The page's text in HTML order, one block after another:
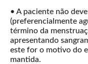
• A paciente não
(preferencialmente
término da
apresentando
este for o motivo do
mantida.